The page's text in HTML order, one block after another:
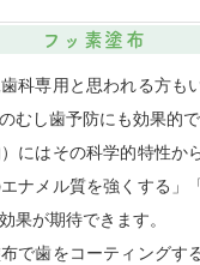
フッ素塗布
科専用と思われる方も
むし歯予防にも効果的で
にはその科学的特性か
ナメル質を強くする」
果が期待できます。
で歯をコーティングす